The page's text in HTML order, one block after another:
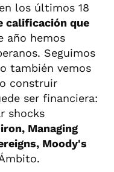
los últimos 18
calificación que
año hemos
Seguimos
también vemos
construir
ser financiera:
shocks
Managing
Moody's